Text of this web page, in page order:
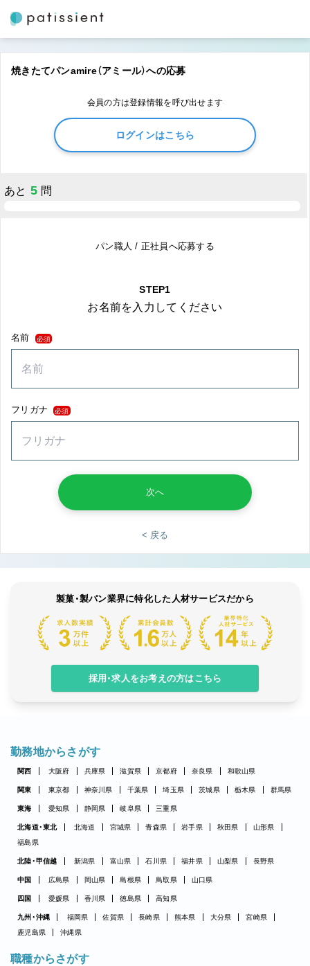
焼きたてパンamire（アミール）への応募
会員の方は登録情報を呼び出せます
ログインはこちら
あと 5 問
パン職人 / 正社員へ応募する
STEP1
お名前を入力してください
名前 必須
フリガナ 必須
次へ
< 戻る
製菓・製パン業界に特化した人材サービスだから
採用・求人をお考えの方はこちら
勤務地からさがす
関西 大阪府 兵庫県 滋賀県 京都府 奈良県 和歌山県
関東 東京都 神奈川県 千葉県 埼玉県 茨城県 栃木県 群馬県
東海 愛知県 静岡県 岐阜県 三重県
北海道・東北 北海道 宮城県 青森県 岩手県 秋田県
山形県
福島県
北陸・甲信越 新潟県 富山県 石川県 福井県 山梨県 長野県
中国 広島県 岡山県 島根県 鳥取県 山口県
四国 愛媛県 香川県 徳島県 高知県
九州・沖縄 福岡県 佐賀県 長崎県 熊本県 大分県
宮崎県
鹿児島県
沖縄県
職種からさがす